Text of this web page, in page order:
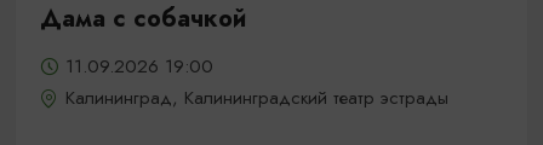
Дама с собачкой
11.09.2026 19:00
Калининград, Калининградский театр эстрады